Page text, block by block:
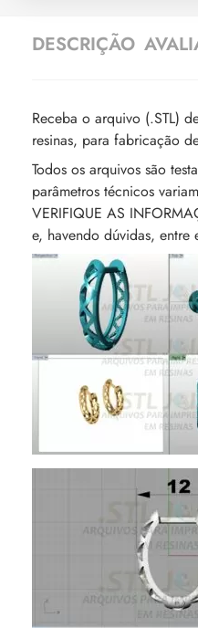
DESCRIÇÃO
Receba o arquivo (.STL)
resinas, para fabricação
Todos os arquivos são
parâmetros técnicos
VERIFIQUE AS
e, havendo dúvidas, entre